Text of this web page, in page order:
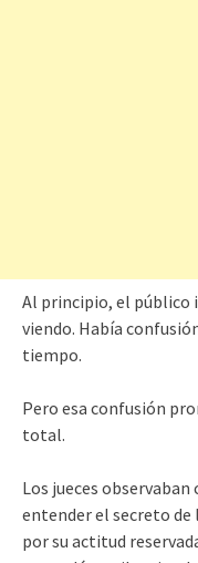
Al principio, el público
viendo. Había
tiempo.
Pero esa confusión
total.
Los jueces
entender el secreto de
por su actitud